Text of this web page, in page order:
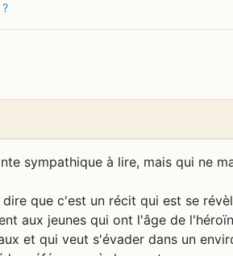
sympathique à lire, mais qui ne
que c'est un récit qui est se
aux jeunes qui ont l'âge de
et qui veut s'évader dans un